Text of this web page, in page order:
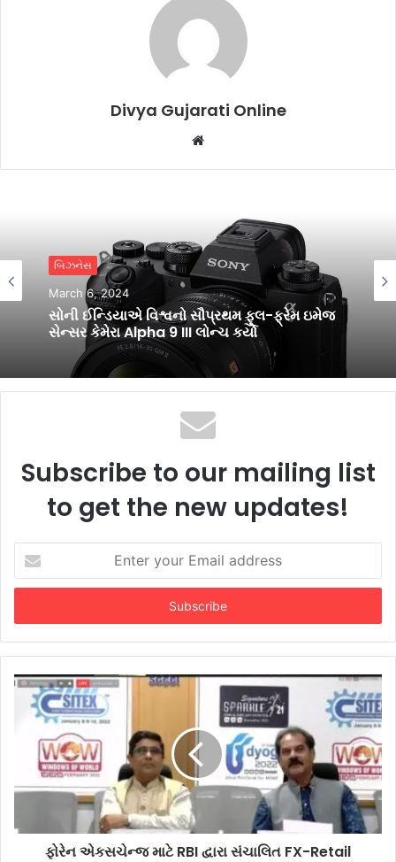
Divya Gujarati Online
Website
બિઝનેસ
March 6, 2024
સોની ઈન્ડિયાએ વિશ્વનો સૌપ્રથમ ફુલ-ફ્રેમ ઇમેજ
સેન્સર કેમેરા Alpha 9 III લોન્ચ કર્યો
બિઝનેસ
March 4, 2024
સેમસંગએ સેગમેન્ટમાં શ્રેષ્ઠ ડીસ્પ્લે, એન્ડ્રોઇડ
અપગ્રેડ્ઝની 4 જનરેશન્સ, સિક્યોરિટી અપડેટ્સના
5 વર્ષો અને 6000mAh બેટરી સાથે Galaxy F15
Subscribe to our mailing list
to get the new updates!
your
Email
ફોરેન એકસચેન્જ માટે RBI દ્વારા સંચાલિત FX-Retail